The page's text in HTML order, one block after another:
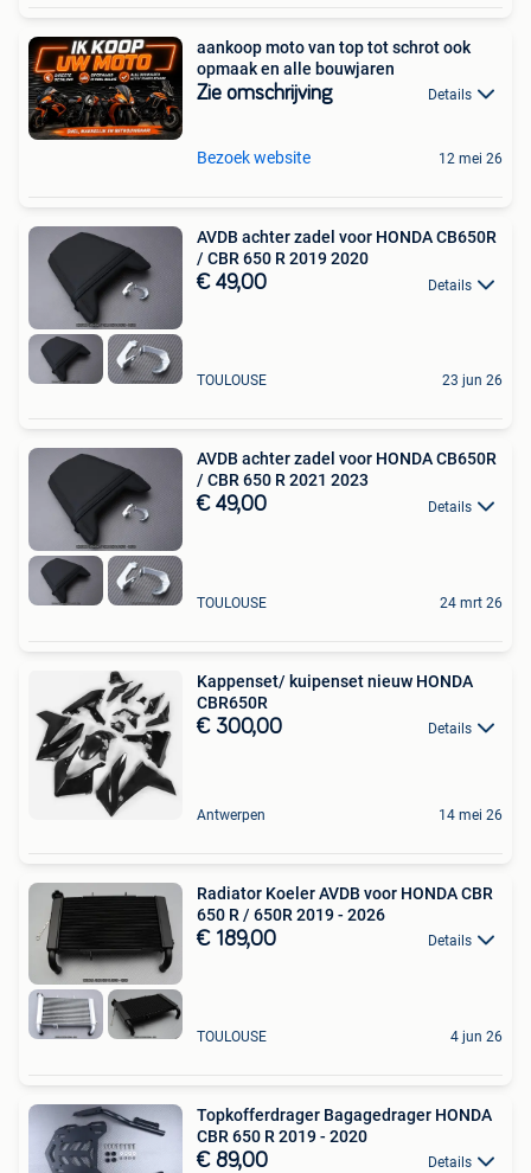
aankoop moto van top tot schrot ook
opmaak en alle bouwjaren
Zie omschrijving Details
Bezoek website 12 mei 26
AVDB achter zadel voor HONDA CB650R
/ CBR 650 R 2019 2020
€ 49,00 Details
TOULOUSE 23 jun 26
AVDB achter zadel voor HONDA CB650R
/ CBR 650 R 2021 2023
€ 49,00 Details
TOULOUSE 24 mrt 26
Kappenset/ kuipenset nieuw HONDA
CBR650R
€ 300,00 Details
Antwerpen 14 mei 26
Radiator Koeler AVDB voor HONDA CBR
650 R / 650R 2019 - 2026
€ 189,00 Details
TOULOUSE 4 jun 26
Topkofferdrager Bagagedrager HONDA
CBR 650 R 2019 - 2020
€ 89,00 Details